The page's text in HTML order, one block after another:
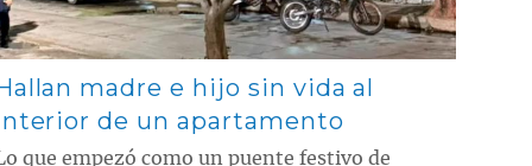
madre e hijo sin vida al
de un apartamento
que empezó como un puente festivo de